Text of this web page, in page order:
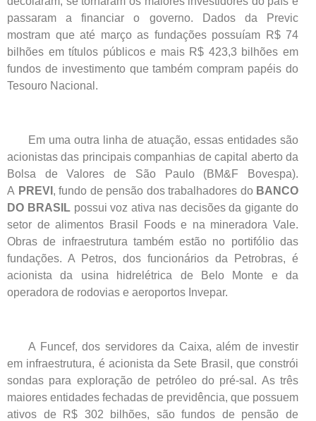
passaram a financiar o governo. Dados da Previc
mostram que até março as fundações possuíam R$ 74
bilhões em títulos públicos e mais R$ 423,3 bilhões em
fundos de investimento que também compram papéis do
Tesouro Nacional.
Em uma outra linha de atuação, essas entidades são
acionistas das principais companhias de capital aberto da
Bolsa de Valores de São Paulo (BM&F Bovespa).
A PREVI , fundo de pensão dos trabalhadores do BANCO
DO BRASILpossui voz ativa nas decisões da gigante do
setor de alimentos Brasil Foods e na mineradora Vale.
Obras de infraestrutura também estão no portifólio das
fundações. A Petros, dos funcionários da Petrobras, é
acionista da usina hidrelétrica de Belo Monte e da
operadora de rodovias e aeroportos Invepar.
A Funcef, dos servidores da Caixa, além de investir
em infraestrutura, é acionista da Sete Brasil, que constrói
sondas para exploração de petróleo do pré-sal. As três
maiores entidades fechadas de previdência, que possuem
ativos de R$ 302 bilhões, são fundos de pensão de